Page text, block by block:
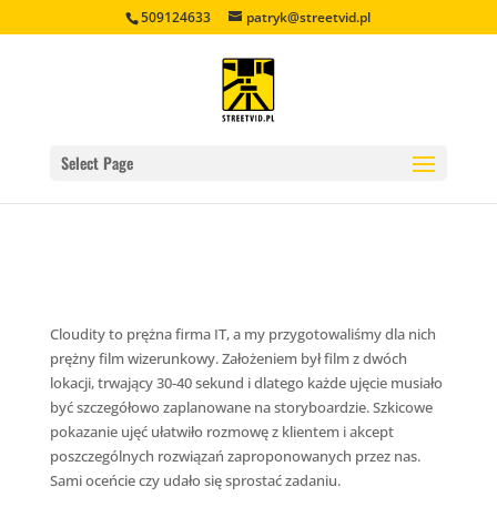
509124633 patryk@streetvid.pl
Select Page
Cloudity to prężna firma IT, a my przygotowaliśmy dla nich
prężny film wizerunkowy. Założeniem był film z dwóch
lokacji, trwający 30-40 sekund i dlatego każde ujęcie musiało
być szczegółowo zaplanowane na storyboardzie. Szkicowe
pokazanie ujęć ułatwiło rozmowę z klientem i akcept
poszczególnych rozwiązań zaproponowanych przez nas.
Sami oceńcie czy udało się sprostać zadaniu.